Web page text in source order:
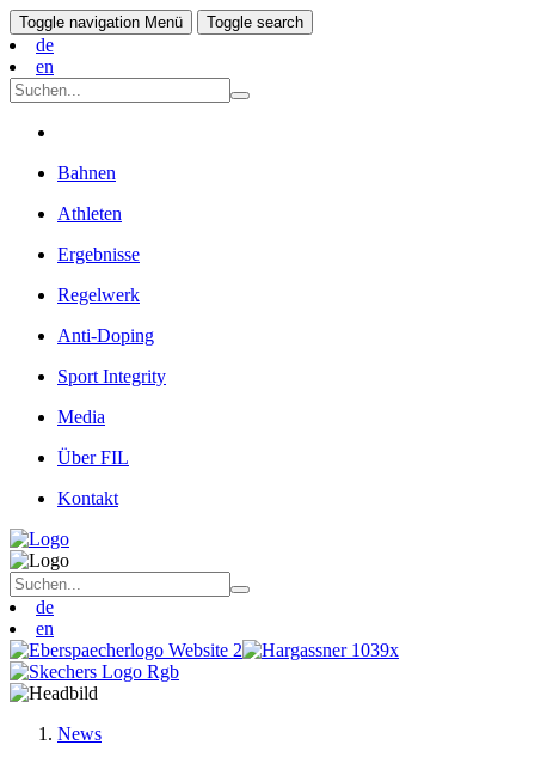
Toggle navigation Menü Toggle search
de
en
Bahnen
Athleten
Ergebnisse
Regelwerk
Anti-Doping
Sport Integrity
Media
Über FIL
Kontakt
de
en
News